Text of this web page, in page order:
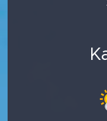
KARİKATÜR
Haber Arşivi